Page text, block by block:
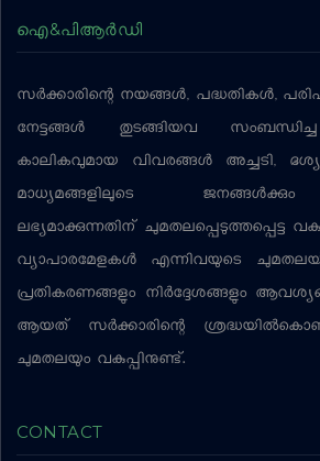
ഐ&പിആര്‍ഡി
സര്‍ക്കാരിന്റെ നയങ്ങള്‍, പദ്ധതികള്‍,
നേട്ടങ്ങള്‍ തുടങ്ങിയവ
കാലികവുമായ വിവരങ്ങള്‍ അച്ചടി,
മാധ്യമങ്ങളിലൂടെ ജനങ്ങള്‍ക്കും
ലഭ്യമാക്കുന്നതിന് ചുമതലപ്പെടുത്തപ്പെട്ട
വ്യാപാരമേളകള്‍ എന്നിവയുടെ
പ്രതികരണങ്ങളും നിര്‍ദ്ദേശങ്ങളും
ആയത് സര്‍ക്കാരിന്റെ
ചുമതലയും വകുപ്പിനുണ്ട്.
CONTACT